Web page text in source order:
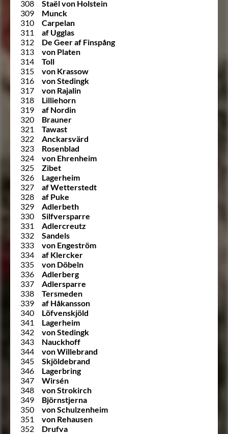
308
Staël von Holstein
309
Munck
310
Carpelan
311
af Ugglas
312
De Geer af Finspång
313
von Platen
314
Toll
315
von Krassow
316
von Stedingk
317
von Rajalin
318
Lilliehorn
319
af Nordin
320
Brauner
321
Tawast
322
Anckarsvärd
323
Rosenblad
324
von Ehrenheim
325
Zibet
326
Lagerheim
327
af Wetterstedt
328
af Puke
329
Adlerbeth
330
Silfversparre
331
Adlercreutz
332
Sandels
333
von Engeström
334
af Klercker
335
von Döbeln
336
Adlerberg
337
Adlersparre
338
Tersmeden
339
af Håkansson
340
Löfvenskjöld
341
Lagerheim
342
von Stedingk
343
Nauckhoff
344
von Willebrand
345
Skjöldebrand
346
Lagerbring
347
Wirsén
348
von Strokirch
349
Björnstjerna
350
von Schulzenheim
351
von Rehausen
352
Drufva